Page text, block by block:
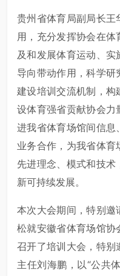
贵州省体育局副局长
用，充分发挥协会在
及和发展体育运动、
导向带动作用，科学
建设培训交流机制，构
设体育强省贡献协会力
进我省体育场馆间信息
业务合作，为我省体
先进理念、模式和技
新可持续发展。
本次大会期间，特别邀
松就安徽省体育场馆
召开了培训大会，特
主任刘海鹏，以“公共